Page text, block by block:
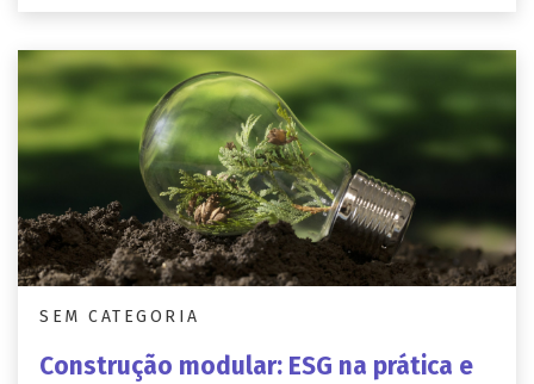
SEM CATEGORIA
Construção modular: ESG na prática e